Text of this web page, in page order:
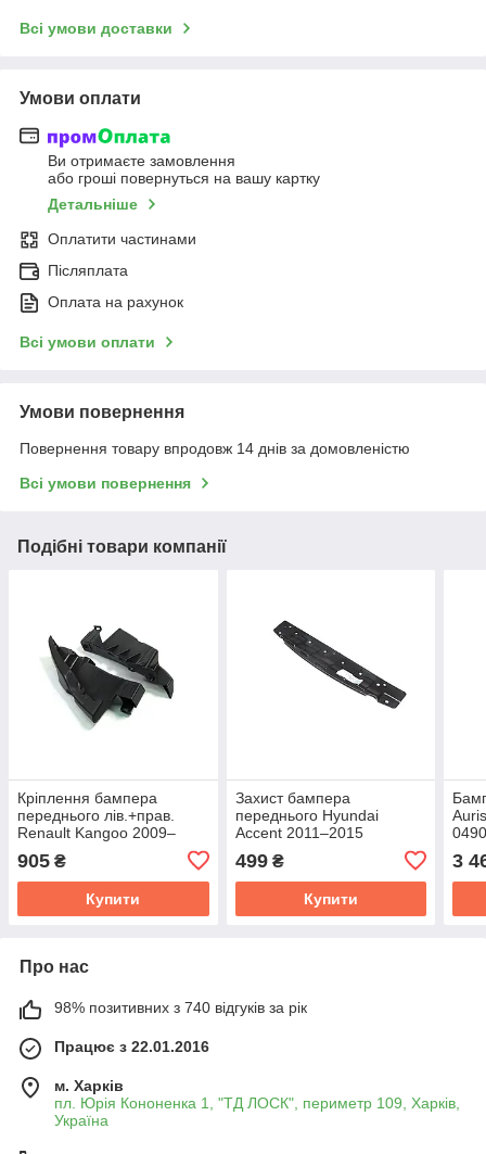
Всі умови доставки
Умови оплати
Ви отримаєте замовлення
або гроші повернуться на вашу картку
Детальніше
Оплатити частинами
Післяплата
Оплата на рахунок
Всі умови оплати
Умови повернення
Повернення товару впродовж 14 днів за домовленістю
Всі умови повернення
Подібні товари компанії
Кріплення бампера
переднього лів.+прав.
Renault Kangoo 2009–
(TEMPEST) 0410469961
905 ₴
Купити
Захист бампера
переднього Hyundai
Accent 2011–2015
499₴
Купити
3
Про нас
98% позитивних з 740 відгуків за рік
Працює з 22.01.2016
м. Харків
пл. Юрія Кононенка 1, "ТД ЛОСК", периметр 109, Харків,
Україна